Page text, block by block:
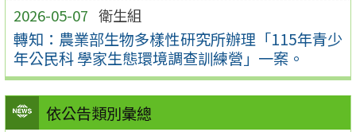
2026-05-07 衛生組
轉知：農業部生物多樣性研究所辦理「115年青少
年公民科 學家生態環境調查訓練營」一案。
依公告類別彙總